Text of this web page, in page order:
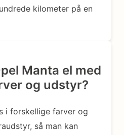
kilometer på en
Manta el med
og udstyr?
i forskellige farver og
så man kan